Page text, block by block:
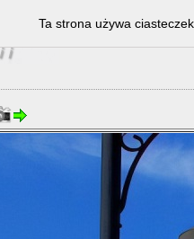
Ta strona używa